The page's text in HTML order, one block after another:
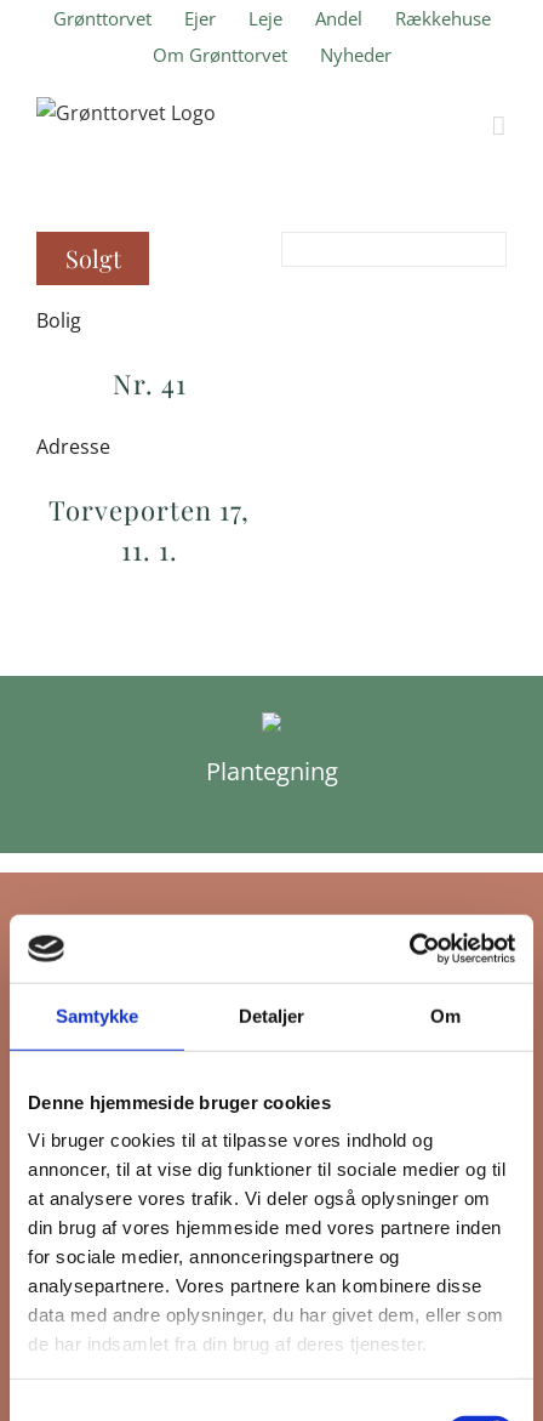
Samtykke Detaljer Om
Denne hjemmeside bruger cookies
Vi bruger cookies til at tilpasse vores indhold og
annoncer, til at vise dig funktioner til sociale medier og til
at analysere vores trafik. Vi deler også oplysninger om
din brug af vores hjemmeside med vores partnere inden
for sociale medier, annonceringspartnere og
analysepartnere. Vores partnere kan kombinere disse
data med andre oplysninger, du har givet dem, eller som
de har indsamlet fra din brug af deres tjenester.
Grønttorvet Ejer Leje Andel
Rækkehuse
Om Grønttorvet
Nyheder
Solgt
Bolig
Nr. 41
Adresse
Torveporten 17,
11. 1.
Plantegning
Tilmeld dig FB
nyhedsbrev
Hold dig opdateret på hvad der sker
på Grønttorvet. I vores nyhedsbrev
sender vi blandt andet invitation til
VIP Åbent Hus, når vi sætter nye
boliger til salg og udlejning, så du